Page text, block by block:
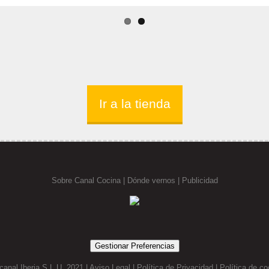
Ir a la tienda
Sobre Canal Cocina| Dónde vernos | Publicidad
Gestionar Preferencias